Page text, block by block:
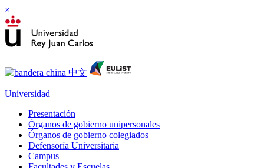
×
Universidad
Presentación
Órganos de gobierno unipersonales
Órganos de gobierno colegiados
Defensoría Universitaria
Campus